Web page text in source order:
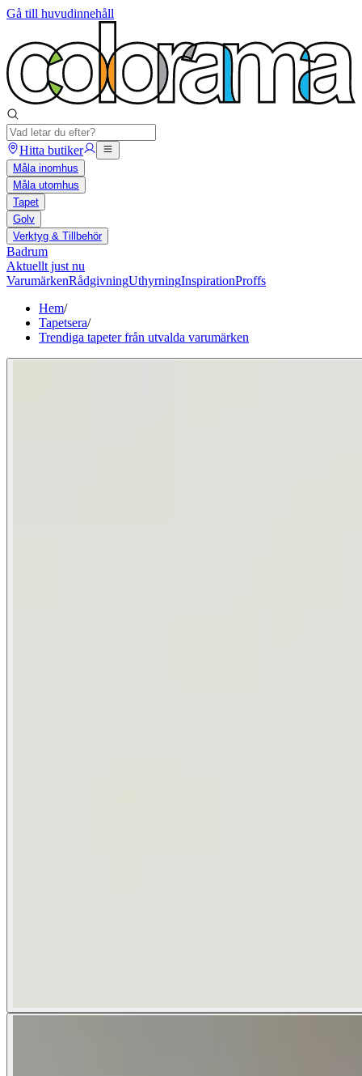
Gå till huvudinnehåll
Hitta butiker
Måla inomhus
Måla utomhus
Tapet
Golv
Verktyg & Tillbehör
Badrum
Aktuellt just nu
VarumärkenRådgivningUthyrningInspirationProffs
Hem/
Tapetsera/
Trendiga tapeter från utvalda varumärken